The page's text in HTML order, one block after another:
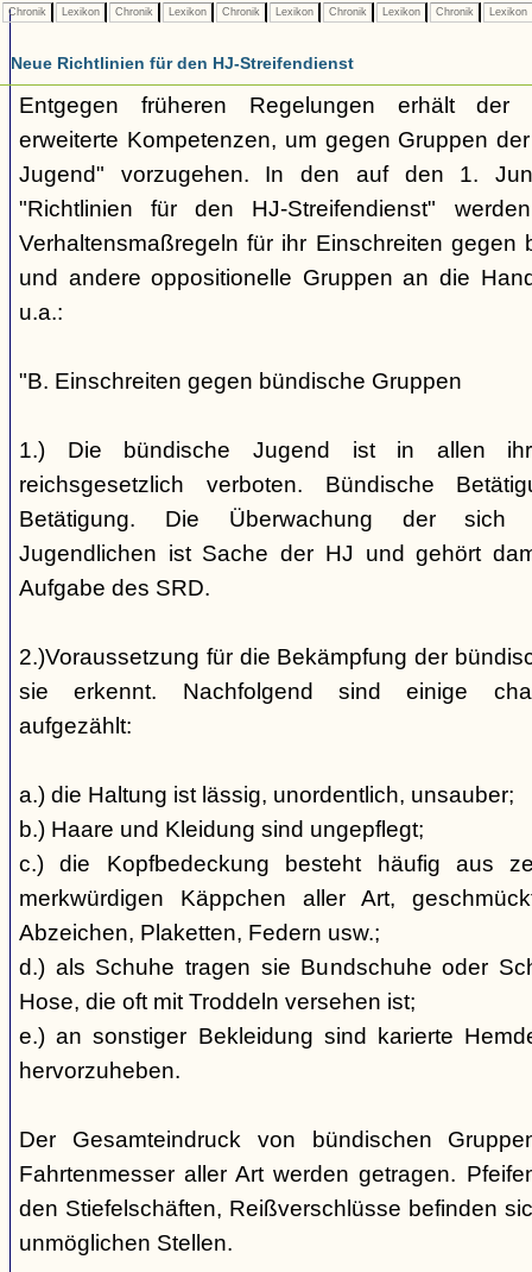
Chronik Lexikon Chronik Lexikon Chronik Lexikon Chronik Lexikon Chronik Lexikon
Neue Richtlinien für den HJ-Streifendienst
Entgegen früheren Regelungen erhält der
erweiterte Kompetenzen, um gegen Gruppen
Jugend" vorzugehen. In den auf den 1.
"Richtlinien für den HJ-Streifendienst"
Verhaltensmaßregeln für ihr Einschreiten gegen
und andere oppositionelle Gruppen an die
u.a.:
"B. Einschreiten gegen bündische Gruppen
1.) Die bündische Jugend ist in allen
reichsgesetzlich verboten. Bündische
Betätigung. Die Überwachung der sich
Jugendlichen ist Sache der HJ und gehört
Aufgabe des SRD.
2.)Voraussetzung für die Bekämpfung der
sie erkennt. Nachfolgend sind einige
aufgezählt:
a.) die Haltung ist lässig, unordentlich, unsauber;
b.) Haare und Kleidung sind ungepflegt;
c.) die Kopfbedeckung besteht häufig aus
merkwürdigen Käppchen aller Art,
Abzeichen, Plaketten, Federn usw.;
d.) als Schuhe tragen sie Bundschuhe oder
Hose, die oft mit Troddeln versehen ist;
e.) an sonstiger Bekleidung sind karierte
hervorzuheben.
Der Gesamteindruck von bündischen
Fahrtenmesser aller Art werden getragen.
den Stiefelschäften, Reißverschlüsse befinden
unmöglichen Stellen.